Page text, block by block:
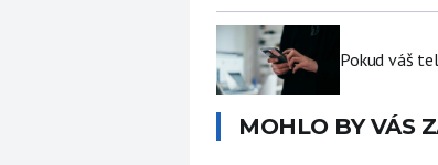
Pokud váš
MOHLO BY VÁS